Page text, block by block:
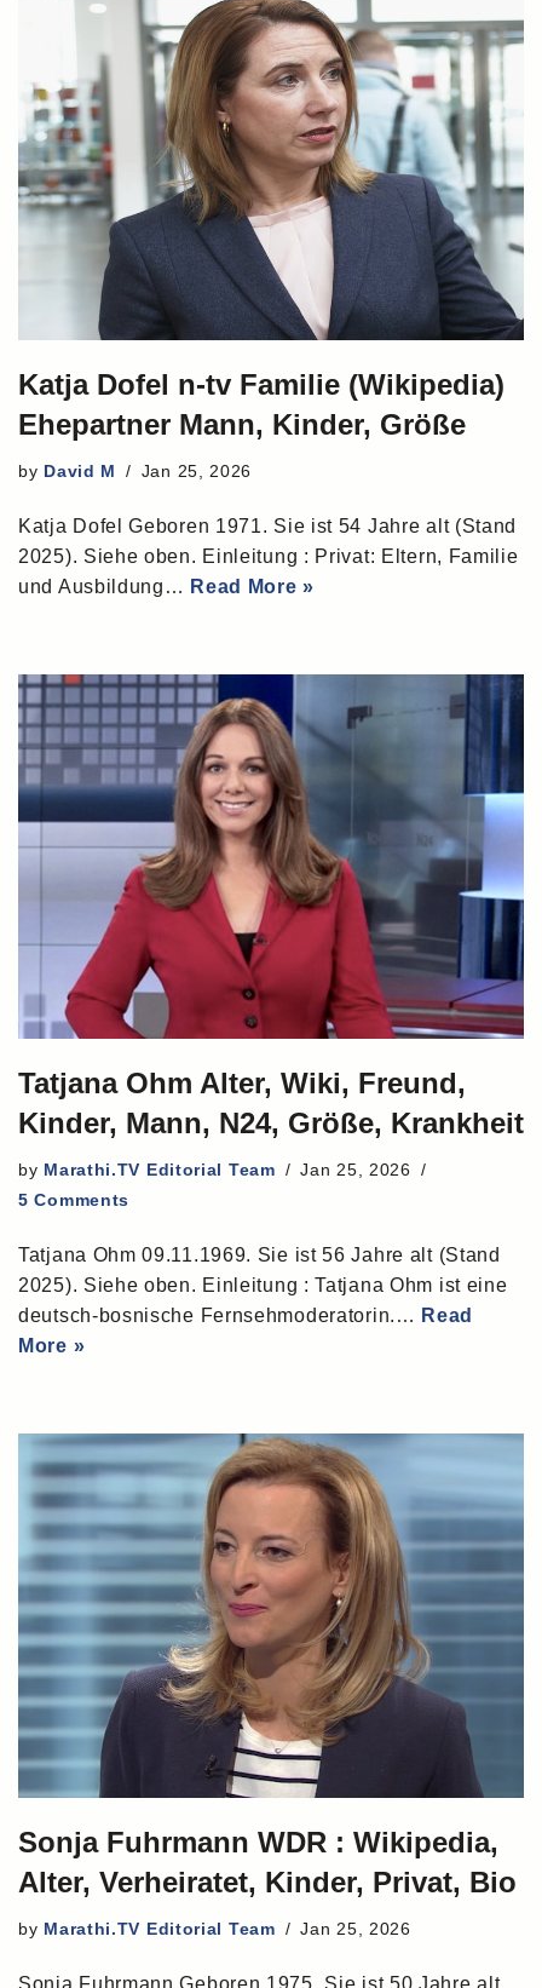
Katja Dofel n-tv Familie (Wikipedia)
Ehepartner Mann, Kinder, Größe
by David M Jan 25, 2026
Katja Dofel Geboren 1971. Sie ist 54 Jahre alt (Stand
2025). Siehe oben. Einleitung : Privat: Eltern, Familie
und Ausbildung… Read More »
Tatjana Ohm Alter, Wiki, Freund,
Kinder, Mann, N24, Größe, Krankheit
by Marathi.TV Editorial Team
Jan 25, 2026
5 Comments
Tatjana Ohm 09.11.1969. Sie ist 56 Jahre alt (Stand
2025). Siehe oben. Einleitung : Tatjana Ohm ist eine
deutsch-bosnische Fernsehmoderatorin.… Read
More »
Sonja Fuhrmann WDR : Wikipedia,
Alter, Verheiratet, Kinder, Privat, Bio
by Marathi.TV Editorial Team Jan 25, 2026
Sonja Fuhrmann Geboren 1975. Sie ist 50 Jahre alt